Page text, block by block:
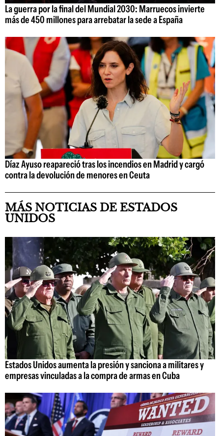
La guerra por la final del Mundial 2030: Marruecos invierte
más de 450 millones para arrebatar la sede a España
Díaz Ayuso reapareció tras los incendios en Madrid y cargó
contra la devolución de menores en Ceuta
MÁS NOTICIAS DE ESTADOS
UNIDOS
Estados Unidos aumenta la presión y sanciona a militares y
empresas vinculadas a la compra de armas en Cuba